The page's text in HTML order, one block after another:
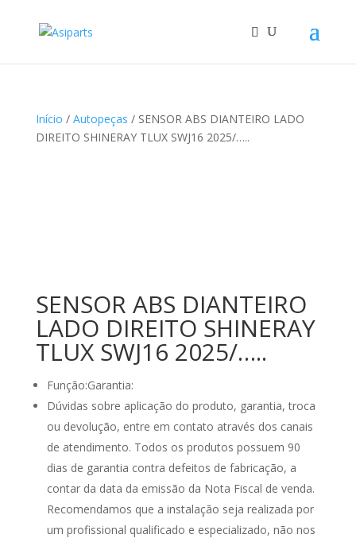
Início / Autopeças / SENSOR ABS DIANTEIRO LADO
DIREITO SHINERAY TLUX SWJ16 2025/…..
SENSOR ABS DIANTEIRO
LADO DIREITO SHINERAY
TLUX SWJ16 2025/…..
Função:Garantia:
Dúvidas sobre aplicação do produto, garantia, troca
ou devolução, entre em contato através dos canais
de atendimento. Todos os produtos possuem 90
dias de garantia contra defeitos de fabricação, a
contar da data da emissão da Nota Fiscal de venda.
Recomendamos que a instalação seja realizada por
um profissional qualificado e especializado, não nos